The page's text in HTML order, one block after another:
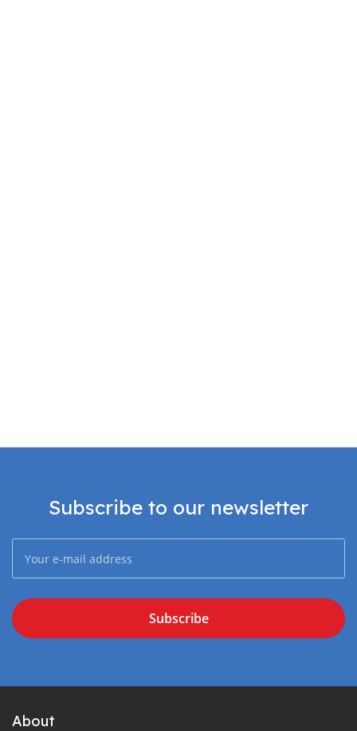
Subscribe to our newsletter
Subscribe
About